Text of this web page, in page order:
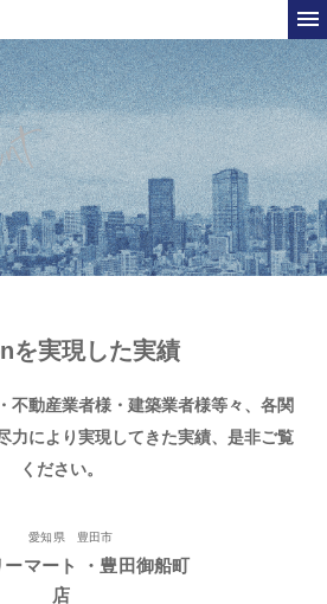
を実現した実績
不動産業者様・建築業者様等々、 各関
力により実現してきた実績、是非ご覧
ください。
愛知県 豊田市
ーマート ・豊田御船町
店